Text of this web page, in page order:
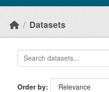
Datasets
Order by